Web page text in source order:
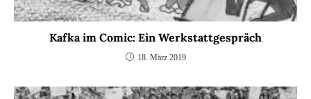
Kafka im Comic: Ein Werkstattgespräch
18. März 2019